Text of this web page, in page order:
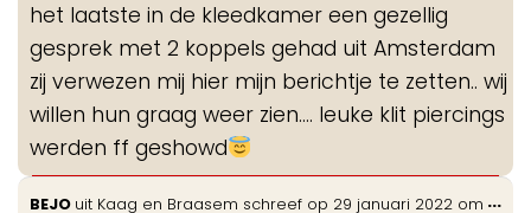
het laatste in de kleedkamer een gezellig
gesprek met 2 koppels gehad uit Amsterdam
zij verwezen mij hier mijn berichtje te zetten.. wij
willen hun graag weer zien.... leuke klit piercings
werden ff geshowd
BEJO uit Kaag en Braasem schreef op 29 januari 2022 om ...